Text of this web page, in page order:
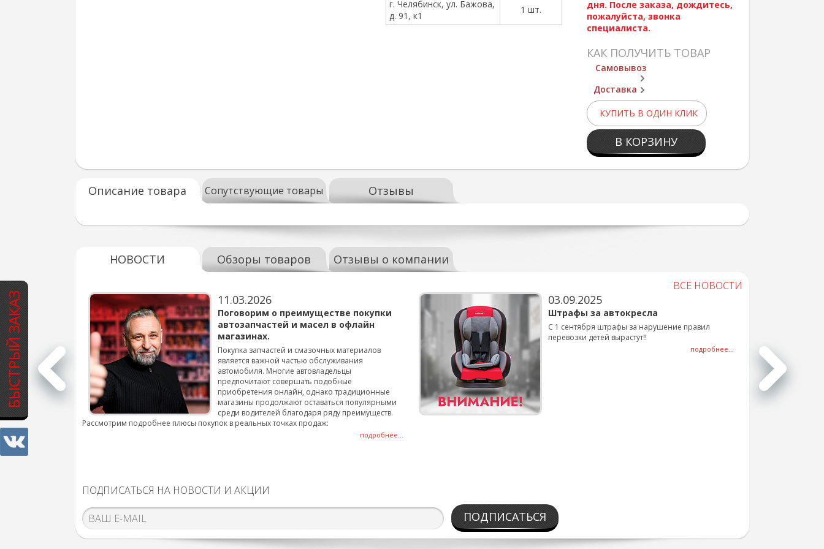
БЫСТРЫЙ ЗАКАЗ
дня. После заказа, дождитесь,
пожалуйста, звонка
специалиста.
КАК ПОЛУЧИТЬ ТОВАР
Самовывоз
Доставка
КУПИТЬ В ОДИН КЛИК
В КОРЗИНУ
г. Челябинск, ул. Бажова,
д. 91, к1
1 шт.
Описание товара Сопутствующие товары Отзывы
НОВОСТИ Обзоры товаров Отзывы о компании
ВСЕ НОВОСТИ
для
смены шин на
подробнее...
11.03.2026
Поговорим о преимуществе покупки
автозапчастей и масел в офлайн
магазинах.
Покупка запчастей и смазочных материалов
является важной частью обслуживания
автомобиля. Многие автовладельцы
предпочитают совершать подобные
приобретения онлайн, однако традиционные
магазины продолжают оставаться популярными
среди водителей благодаря ряду преимуществ.
Рассмотрим подробнее плюсы покупок в реальных точках продаж:
подробнее...
03.09.2025
Штрафы за автокресла
С 1 сентября штрафы за нарушение правил
перевозки детей вырастут!!
подробнее...
ПОДПИСАТЬСЯ НА НОВОСТИ И АКЦИИ
ПОДПИСАТЬСЯ